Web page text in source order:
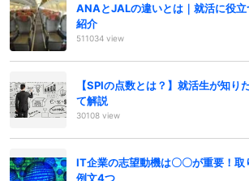
ANAとJALの違いとは｜就活に役立
紹介
511034 view
【SPIの点数とは？】就活生が知り
て解説
30108 view
IT企業の志望動機は〇〇が重要！取
例文4つ